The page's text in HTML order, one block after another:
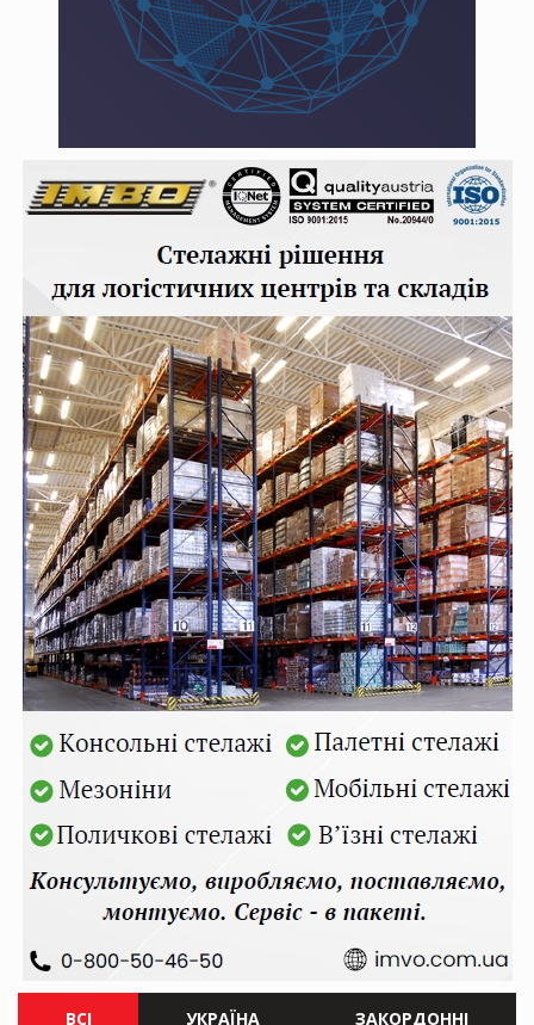
ВСІ УКРАЇНА ЗАКОРДОННІ